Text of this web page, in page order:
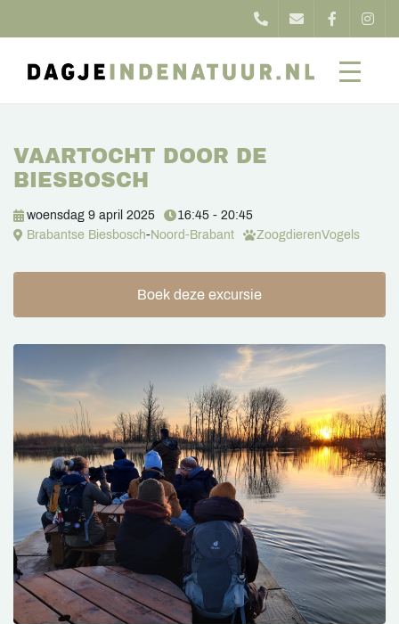
VAARTOCHT DOOR DE
BIESBOSCH
woensdag 9 april 2025
16:45 - 20:45
Brabantse Biesbosch-Noord-Brabant ZoogdierenVogels
Boek deze excursie